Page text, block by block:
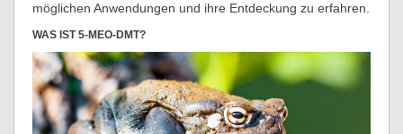
möglichen Anwendungen und ihre Entdeckung zu erfahren.
WAS IST 5-MEO-DMT?